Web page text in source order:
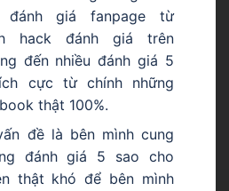
giá fanpage từ
hack đánh giá trên
đến nhiều đánh giá 5
cực từ chính những
thật 100%.
đề là bên mình cung
đánh giá 5 sao cho
thật khó để bên mình